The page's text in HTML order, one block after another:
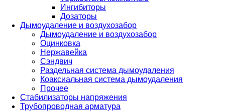
Ингибиторы
Дозаторы
Дымоудаление и воздухозабор
Дымоудаление и воздухозабор
Оцинковка
Нержавейка
Сэндвич
Раздельная система дымоудаления
Коаксиальная система дымоудаления
Прочее
Стабилизаторы напряжения
Трубопроводная арматура